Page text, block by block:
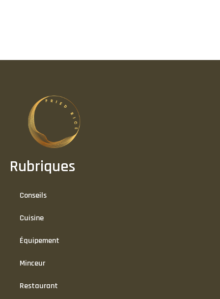
Rubriques
Conseils
Cuisine
Équipement
Minceur
Restaurant